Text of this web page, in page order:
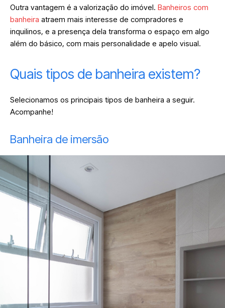
Outra vantagem é a valorização do imóvel. Banheiros com
banheira atraem mais interesse de compradores e
inquilinos, e a presença dela transforma o espaço em algo
além do básico, com mais personalidade e apelo visual.
Quais tipos de banheira existem?
Selecionamos os principais tipos de banheira a seguir.
Acompanhe!
Banheira de imersão